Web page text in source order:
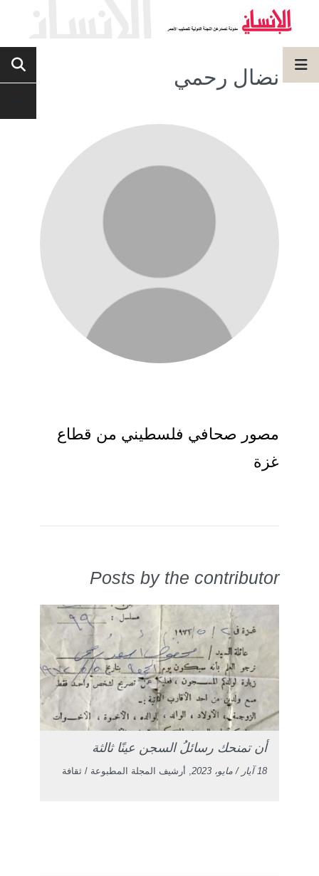
نضال رحمي
مصور صحافي فلسطيني من قطاع
غزة
Posts by the contributor
أن تمنحك رسائلُ السجن عينًا ثالثة
18 آيار / مايو، 2023 , أرشيف المجلة المطبوعة / ثقافة